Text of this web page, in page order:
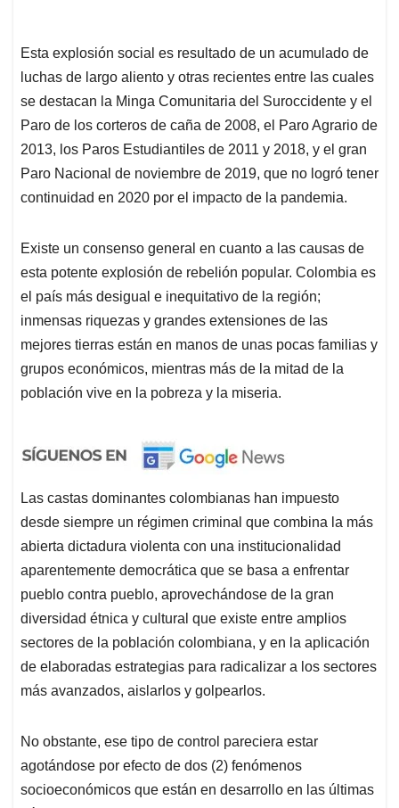
Esta explosión social es resultado de un acumulado de
luchas de largo aliento y otras recientes entre las cuales
se destacan la Minga Comunitaria del Suroccidente y el
Paro de los corteros de caña de 2008, el Paro Agrario de
2013, los Paros Estudiantiles de 2011 y 2018, y el gran
Paro Nacional de noviembre de 2019, que no logró tener
continuidad en 2020 por el impacto de la pandemia.
Existe un consenso general en cuanto a las causas de
esta potente explosión de rebelión popular. Colombia es
el país más desigual e inequitativo de la región;
inmensas riquezas y grandes extensiones de las
mejores tierras están en manos de unas pocas familias y
grupos económicos, mientras más de la mitad de la
población vive en la pobreza y la miseria.
Las castas dominantes colombianas han impuesto
desde siempre un régimen criminal que combina la más
abierta dictadura violenta con una institucionalidad
aparentemente democrática que se basa a enfrentar
pueblo contra pueblo, aprovechándose de la gran
diversidad étnica y cultural que existe entre amplios
sectores de la población colombiana, y en la aplicación
de elaboradas estrategias para radicalizar a los sectores
más avanzados, aislarlos y golpearlos.
No obstante, ese tipo de control pareciera estar
agotándose por efecto de dos (2) fenómenos
socioeconómicos que están en desarrollo en las últimas